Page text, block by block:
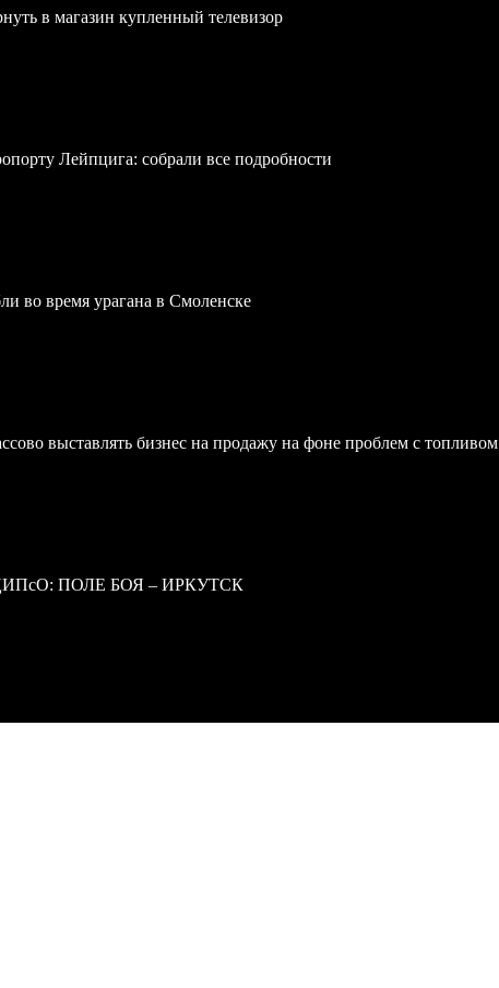
в магазин купленный телевизор
Лейпцига: собрали все подробности
во время урагана в Смоленске
выставлять бизнес на продажу на фоне проблем с топливом
ПОЛЕ БОЯ – ИРКУТСК